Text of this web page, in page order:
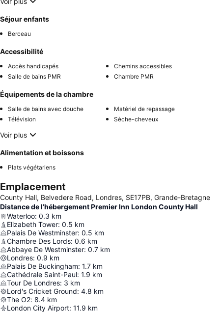
Séjour enfants
Berceau
Accessibilité
Accès handicapés
Chemins accessibles
Salle de bains PMR
Chambre PMR
Équipements de la chambre
Salle de bains avec douche
Matériel de repassage
Télévision
Sèche-cheveux
Voir plus
Alimentation et boissons
Plats végétariens
Emplacement
County Hall, Belvedere Road, Londres, SE17PB, Grande-Bretagne
Distance de l’hébergement Premier Inn London County Hall
Waterloo: 0.3 km
Elizabeth Tower: 0.5 km
Palais De Westminster: 0.5 km
Chambre Des Lords: 0.6 km
Abbaye De Westminster: 0.7 km
Londres: 0.9 km
Palais De Buckingham: 1.7 km
Cathédrale Saint-Paul: 1.9 km
Tour De Londres: 3 km
Lord's Cricket Ground: 4.8 km
The O2: 8.4 km
London City Airport: 11.9 km